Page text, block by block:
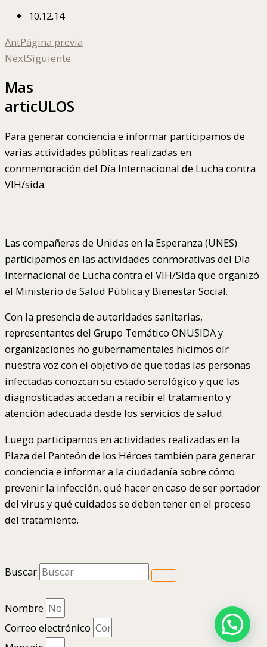
10.12.14
AntPágina previa
NextSiguiente
Mas
articULOS
Para generar conciencia e informar participamos de
varias actividades públicas realizadas en
conmemoración del Día Internacional de Lucha contra
VIH/sida.
Las compañeras de Unidas en la Esperanza (UNES)
participamos en las actividades conmorativas del Día
Internacional de Lucha contra el VIH/Sida que organizó
el Ministerio de Salud Pública y Bienestar Social.
Con la presencia de autoridades sanitarias,
representantes del Grupo Temático ONUSIDA y
organizaciones no gubernamentales hicimos oír
nuestra voz con el objetivo de que todas las personas
infectadas conozcan su estado serológico y que las
diagnosticadas accedan a recibir el tratamiento y
atención adecuada desde los servicios de salud.
Luego participamos en actividades realizadas en la
Plaza del Panteón de los Héroes también para generar
conciencia e informar a la ciudadanía sobre cómo
prevenir la infección, qué hacer en caso de ser portador
del virus y qué cuidados se deben tener en el proceso
del tratamiento.
Buscar
Nombre
Correo electrónico